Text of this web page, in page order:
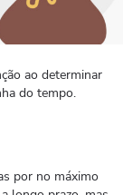
ao determinar
do tempo.
por no máximo